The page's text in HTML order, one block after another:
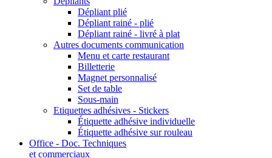
Dépliant plié
Dépliant rainé - plié
Dépliant rainé - livré à plat
Autres documents communication
Menu et carte restaurant
Billetterie
Magnet personnalisé
Set de table
Sous-main
Etiquettes adhésives - Stickers
Étiquette adhésive individuelle
Étiquette adhésive sur rouleau
Office - Doc. Techniques
et commerciaux